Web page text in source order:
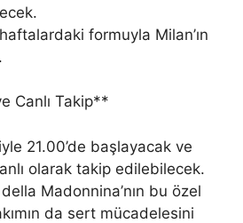
formuyla Milan’ın
Canlı Takip**
21.00’de başlayacak ve
olarak takip edilebilecek.
Madonnina’nın bu özel
da sert mücadelesini